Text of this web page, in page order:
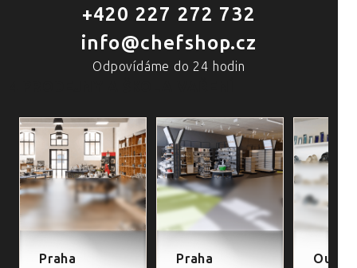
+420 227 272 732
info@chefshop.cz
Odpovídáme do 24 hodin
Praha Praha